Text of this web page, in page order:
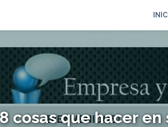
8 cosas que hacer en